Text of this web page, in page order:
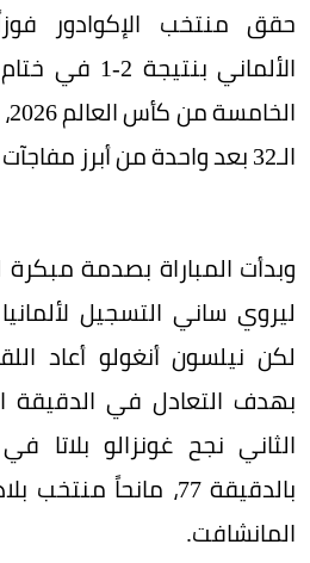
حقق منتخب الإكوادور
الألماني
الـ32 بعد واحدة من أبرز مفاجآت البطولة حتى الآن.
وبدأت المباراة بصدمة مبكرة
ليروي ساني التسجيل
لكن نيلسون أنغولو أعاد
بهدف التعادل في
الثاني نجح غونزالو
بالدقيقة 77، مانحاً
المانشافت.